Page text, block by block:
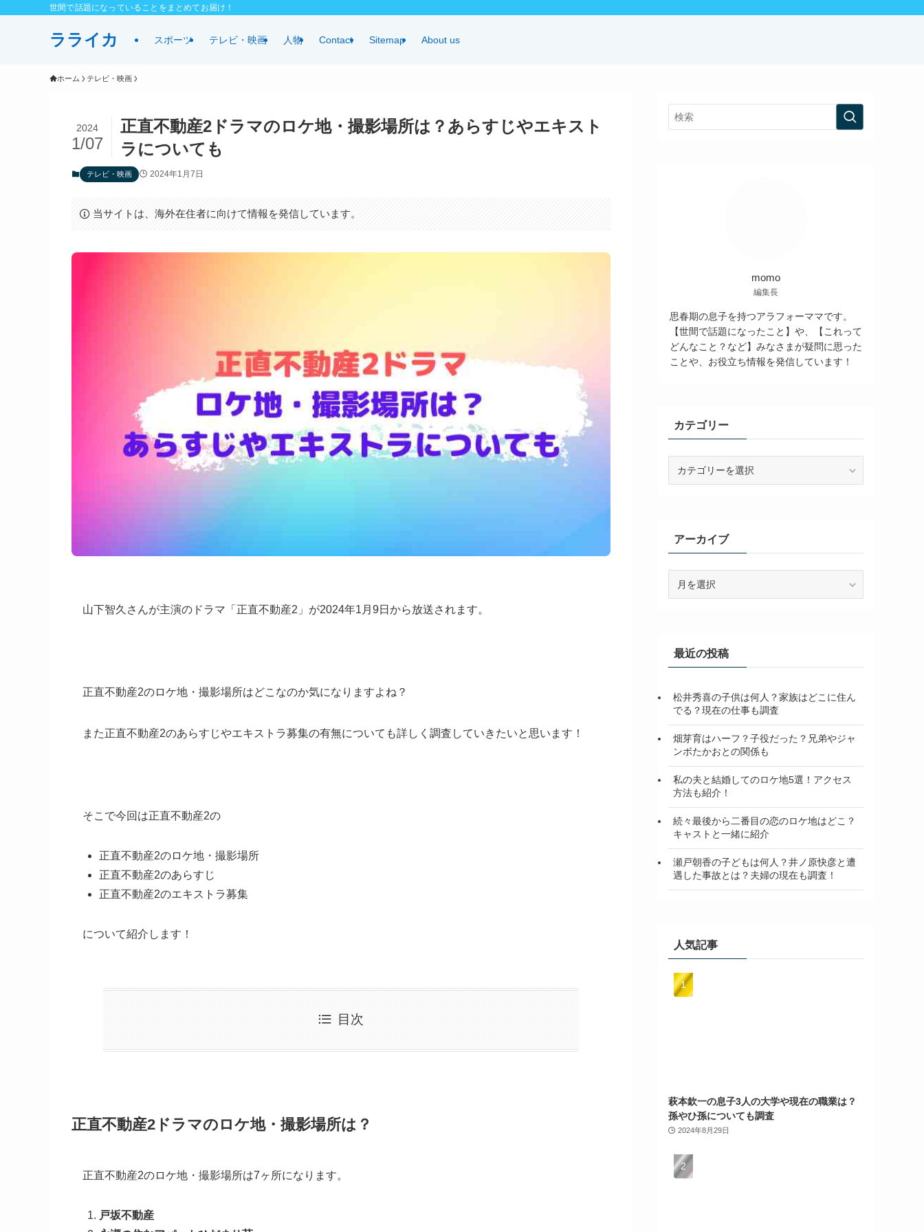
世間で話題になっていることをまとめてお届け！
ラライカ スポーツ テレビ・映画 人物 Contact Sitemap About us
ホーム テレビ・映画
正直不動産2ドラマのロケ地・撮影場所は？あらすじやエキスト
ラについても
2024
1/07
テレビ・映画 2024年1月7日
当サイトは、海外在住者に向けて情報を発信しています。
山下智久さんが主演のドラマ「正直不動産2」が2024年1月9日から放送されます。
正直不動産2のロケ地・撮影場所はどこなのか気になりますよね？
また正直不動産2のあらすじやエキストラ募集の有無についても詳しく調査していきたいと思います！
そこで今回は正直不動産2の
正直不動産2のロケ地・撮影場所
正直不動産2のあらすじ
正直不動産2のエキストラ募集
について紹介します！
目次
正直不動産2ドラマのロケ地・撮影場所は？
正直不動産2のロケ地・撮影場所は7ヶ所になります。
戸坂不動産
momo
編集長
思春期の息子を持つアラフォーママです。
【世間で話題になったこと】や、【これって
どんなこと？など】みなさまが疑問に思った
ことや、お役立ち情報を発信しています！
カテゴリー
アーカイブ
最近の投稿
松井秀喜の子供は何人？家族はどこに住ん
でる？現在の仕事も調査
畑芽育はハーフ？子役だった？兄弟やジャ
ンボたかおとの関係も
私の夫と結婚してのロケ地5選！アクセス
方法も紹介！
続々最後から二番目の恋のロケ地はどこ？
キャストと一緒に紹介
瀬戸朝香の子どもは何人？井ノ原快彦と遭
遇した事故とは？夫婦の現在も調査！
人気記事
萩本欽一の息子3人の大学や現在の職業は？
孫やひ孫についても調査
2024年8月29日